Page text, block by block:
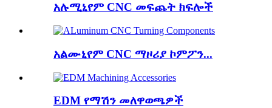
አሉሚኒየም CNC መፍጨት ክፍሎች
አልሙኒየም CNC ማዞሪያ ኮምፖን...
EDM የማሽን መለዋወጫዎች